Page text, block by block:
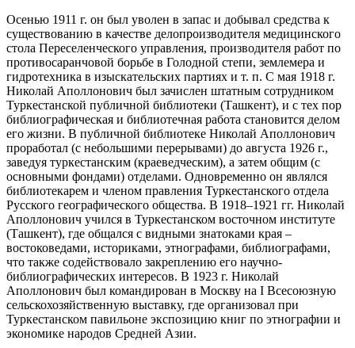
Осенью 1911 г. он был уволен в запас и добывал средства к
существованию в качестве делопроизводителя медицинского
стола Переселенческого управления, производителя работ по
противосаранчовой борьбе в Голодной степи, землемера и
гидротехника в изыскательских партиях и т. п. С мая 1918 г.
Николай Аполлонович был зачислен штатным сотрудником
Туркестанской публичной библиотеки (Ташкент), и с тех пор
библиографическая и библиотечная работа становится делом
его жизни. В публичной библиотеке Николай Аполлонович
проработал (с небольшими перерывами) до августа 1926 г.,
заведуя туркестанским (краеведческим), а затем общим (с
основными фондами) отделами. Одновременно он являлся
библиотекарем и членом правления Туркестанского отдела
Русского географического общества. В 1918–1921 гг. Николай
Аполлонович учился в Туркестанском восточном институте
(Ташкент), где общался с видными знатоками края –
востоковедами, историками, этнографами, библиографами,
что также содействовало закреплению eго научно-
библиографических интересов. В 1923 г. Николай
Аполлонович был командирован в Москву на I Всесоюзную
сельскохозяйственную выставку, где организовал при
Туркестанском павильоне экспозицию книг по этнографии и
экономике народов Средней Азии.